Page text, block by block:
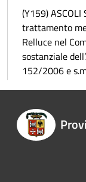
(Y159) ASCOLI
trattamento
Relluce nel
sostanziale
152/2006 e